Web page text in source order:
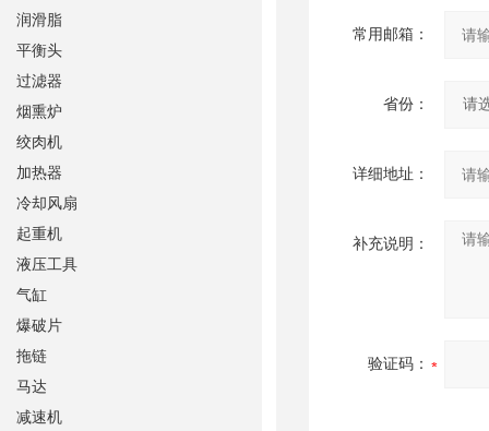
常用邮箱：
省份：
详细地址：
补充说明：
验证码：
润滑脂
平衡头
过滤器
烟熏炉
绞肉机
加热器
冷却风扇
起重机
液压工具
气缸
爆破片
拖链
马达
减速机